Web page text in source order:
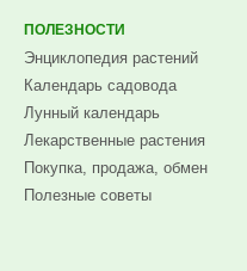
ПОЛЕЗНОСТИ
Энциклопедия растений
Календарь садовода
Лунный календарь
Лекарственные растения
Покупка, продажа, обмен
Полезные советы